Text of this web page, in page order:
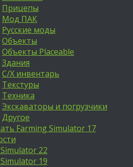
Прицепы
Мод ПАК
Русские моды
Объекты
Объекты Placeable
Здания
С/Х инвентарь
Текстуры
Техника
Экскаваторы и погрузчики
Другое
Farming Simulator 17
22
19